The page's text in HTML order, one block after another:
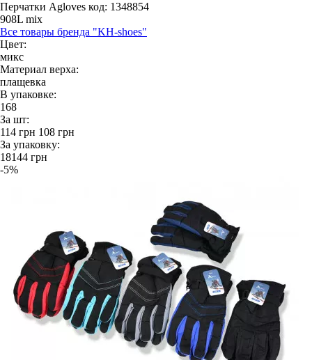
Перчатки Agloves код: 1348854
908L mix
Все товары бренда "KH-shoes"
Цвет:
микс
Материал верха:
плащевка
В упаковке:
168
За шт:
114 грн 108 грн
За упаковку:
18144 грн
-5%